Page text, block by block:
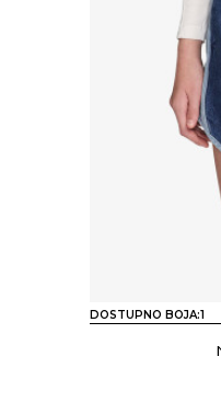
DOSTUPNO BOJA:1